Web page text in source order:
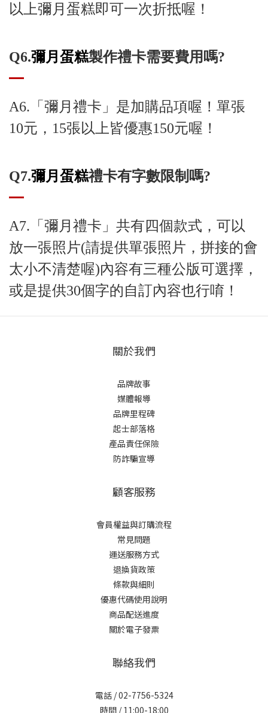
以上彌月蛋糕即可一次折抵喔！
Q6.彌月蛋糕製作禮卡需要費用嗎?
A6.「彌月禮卡」是加購品項喔！單張
10元，15張以上皆優惠150元喔！
Q7.彌月蛋糕禮卡有字數限制嗎?
A7.「彌月禮卡」共有四個款式，可以
放一張照片(請提供單張照片，拼接的會
太小不清楚喔)內容有三種公版可選擇，
或是提供30個字的自訂內容也行唷！
關於我們
品牌故事
媒體報導
品牌里程碑
起士部落格
產品責任保險
防詐騙宣導
顧客服務
會員權益與訂購流程
常見問題
運送服務方式
退換貨政策
條款與細則
優惠代碼使用說明
商品配送進度
關於電子發票
聯絡我們
電話 / 02-7756-5324
時間 / 11:00-18:00